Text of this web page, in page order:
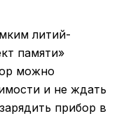
литий-
памяти»
можно
и не ждать
прибор в